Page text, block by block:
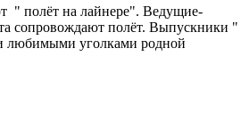
" полёт на лайнере". Ведущие-
сопровождают полёт. Выпускники "
любимыми уголками родной